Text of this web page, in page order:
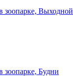
зоопарке, Выходной
зоопарке, Будни